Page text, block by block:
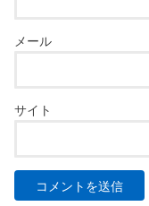
メール
サイト